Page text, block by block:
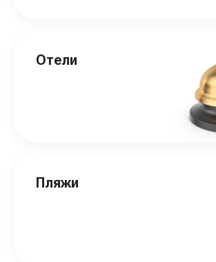
Отели
Пляжи